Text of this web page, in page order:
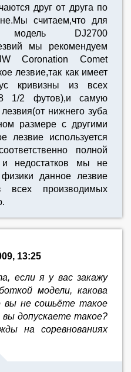
друг от друга по
считаем,что для
DJ2700
мы рекомендуем
Coronation Comet
лезвие,так как имеет
кривизны из всех
1/2 футов),и самую
нижнего зуба
размере с другими
лезвие используется
полной
и недостатков мы не
данное лезвие
всех производимых
13:25
если я у вас закажу
модели, какова
вы не сошьёте такое
допускаете такое?
на соревнованиях